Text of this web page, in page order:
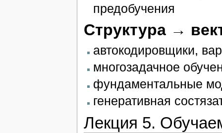
предобучения
Структура →
автокодировщики,
многозадачное
фундаментальные
генеративная
Лекция 5.